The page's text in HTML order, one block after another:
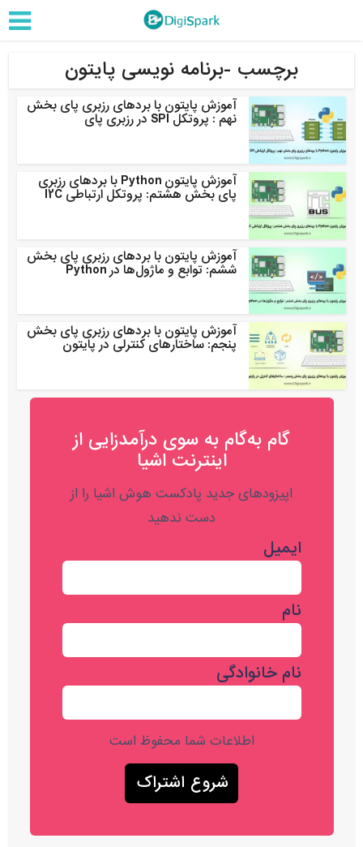
برچسب -برنامه نویسی پایتون
آموزش پایتون با بردهای رزبری پای بخش
نهم : پروتکل SPI در رزبری پای
آموزش پایتون Python با بردهای رزبری
پای بخش هشتم: پروتکل ارتباطی I2C
آموزش پایتون با بردهای رزبری پای بخش
ششم: توابع و ماژول‌ها در Python
آموزش پایتون با بردهای رزبری پای بخش
پنجم: ساختارهای کنترلی در پایتون
گام به‌گام به‌ سوی درآمدزایی از
اینترنت اشیا
اپیزودهای جدید پادکست هوش اشیا را از
دست ندهید
ایمیل
نام
نام خانوادگی
اطلاعات شما محفوظ است